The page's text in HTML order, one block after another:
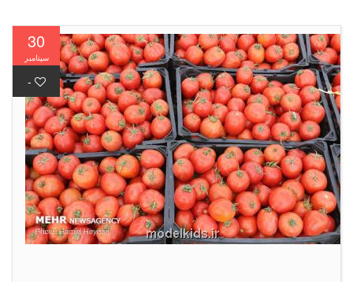
30
سپتامبر
-